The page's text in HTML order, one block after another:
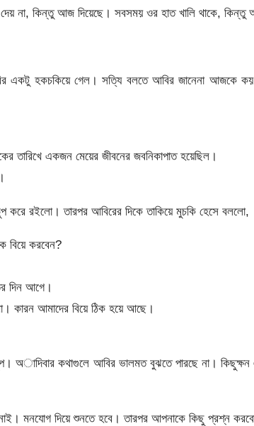
না, কিন্তু আজ দিয়েছে। সবসময় ওর হাত খালি থাকে, কিন্তু
একটু হকচকিয়ে গেল। সত্যি বলতে আবির জানেনা আজকে কয়
একজন মেয়ের জীবনের জবনিকাপাত হয়েছিল।
করে রইলো। তারপর আবিরের দিকে তাকিয়ে মুচকি হেসে বললো,
করবেন?
দিন আগে।
আমাদের বিয়ে ঠিক হয়ে আছে।
অাদিবার কথাগুলে আবির ভালমত বুঝতে পারছে না। কিছুক্ষন
মনযোগ দিয়ে শুনতে হবে। তারপর আপনাকে কিছু প্রশ্ন